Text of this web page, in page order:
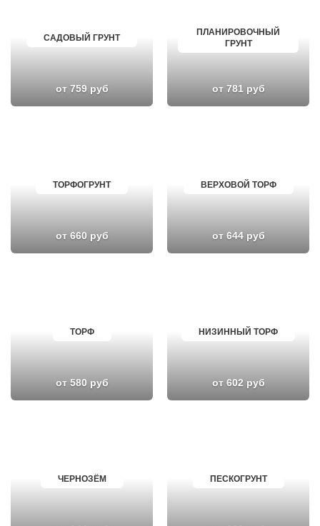
САДОВЫЙ ГРУНТ
от 759 руб
ПЛАНИРОВОЧНЫЙ
ГРУНТ
от 781 руб
ТОРФОГРУНТ
от 660 руб
ВЕРХОВОЙ ТОРФ
от 644 руб
ТОРФ
от 580 руб
НИЗИННЫЙ ТОРФ
от 602 руб
ЧЕРНОЗЁМ ПЕСКОГРУНТ